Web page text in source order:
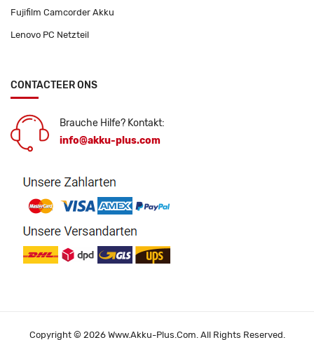
Fujifilm Camcorder Akku
Lenovo PC Netzteil
CONTACTEER ONS
Brauche Hilfe? Kontakt:
info@akku-plus.com
Copyright © 2026 Www.akku-Plus.com. All Rights Reserved.